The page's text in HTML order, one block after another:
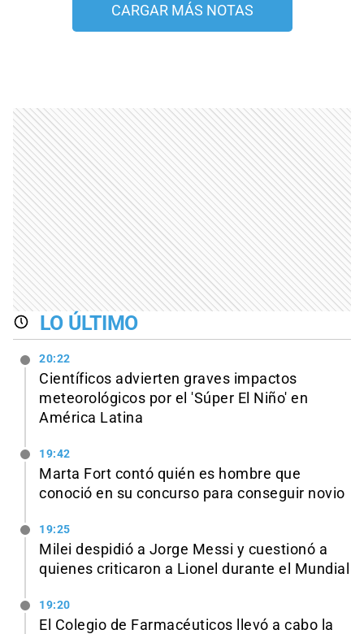
CARGAR MÁS NOTAS
LO ÚLTIMO
20:22
Científicos advierten graves impactos
meteorológicos por el 'Súper El Niño' en
América Latina
19:42
Marta Fort contó quién es hombre que
conoció en su concurso para conseguir novio
19:25
Milei despidió a Jorge Messi y cuestionó a
quienes criticaron a Lionel durante el Mundial
19:20
El Colegio de Farmacéuticos llevó a cabo la